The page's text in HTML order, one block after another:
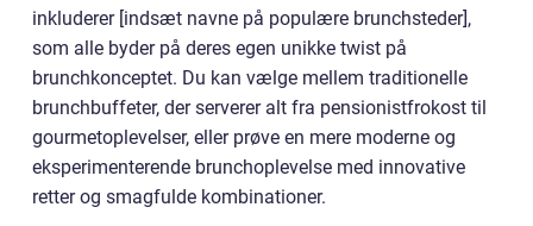
inkluderer [indsæt navne på populære brunchsteder],
som alle byder på deres egen unikke twist på
brunchkonceptet. Du kan vælge mellem traditionelle
brunchbuffeter, der serverer alt fra pensionistfrokost til
gourmetoplevelser, eller prøve en mere moderne og
eksperimenterende brunchoplevelse med innovative
retter og smagfulde kombinationer.